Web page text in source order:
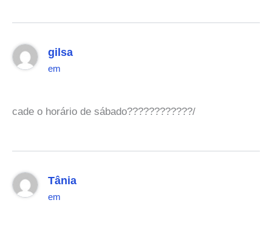
gilsa
em
cade o horário de sábado????????????/
Tânia
em